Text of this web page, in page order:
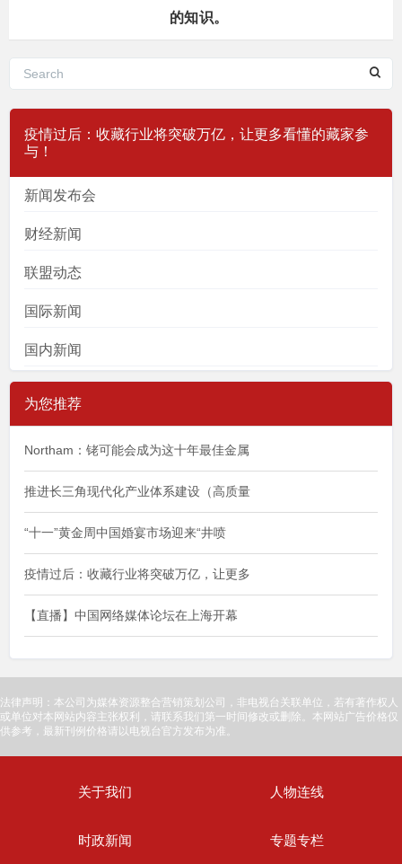
的知识。
疫情过后：收藏行业将突破万亿，让更多看懂的藏家参
与！
新闻发布会
财经新闻
联盟动态
国际新闻
国内新闻
为您推荐
Northam：铑可能会成为这十年最佳金属
推进长三角现代化产业体系建设（高质量
“十一”黄金周中国婚宴市场迎来“井喷
疫情过后：收藏行业将突破万亿，让更多
【直播】中国网络媒体论坛在上海开幕
法律声明：本公司为媒体资源整合营销策划公司，非电视台关联单位，若有著作权人
或单位对本网站内容主张权利，请联系我们第一时间修改或删除。本网站广告价格仅
供参考，最新刊例价格请以电视台官方发布为准。
关于我们 人物连线
时政新闻 专题专栏